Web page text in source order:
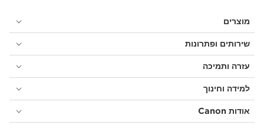
מוצרים
שירותים ופתרונות
עזרה ותמיכה
למידה וחינוך
אודות Canon